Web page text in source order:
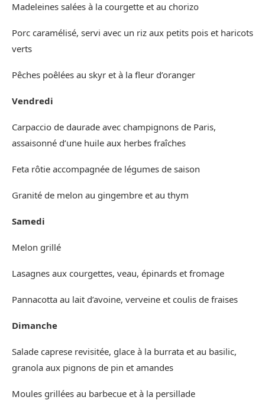
Madeleines salées à la courgette et au chorizo
Porc caramélisé, servi avec un riz aux petits pois et haricots
verts
Pêches poêlées au skyr et à la fleur d’oranger
Vendredi
Carpaccio de daurade avec champignons de Paris,
assaisonné d’une huile aux herbes fraîches
Feta rôtie accompagnée de légumes de saison
Granité de melon au gingembre et au thym
Samedi
Melon grillé
Lasagnes aux courgettes, veau, épinards et fromage
Pannacotta au lait d’avoine, verveine et coulis de fraises
Dimanche
Salade caprese revisitée, glace à la burrata et au basilic,
granola aux pignons de pin et amandes
Moules grillées au barbecue et à la persillade